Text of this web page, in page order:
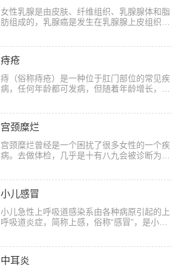
女性乳腺是由皮肤、纤维组织、乳腺腺体和脂
肪组成的，乳腺癌是发生在乳腺腺上皮组织的
痔疮
痔（俗称痔疮）是一种位于肛门部位的常见疾
病，任何年龄都可发病，但随着年龄增长，发
宫颈糜烂
宫颈糜烂曾经是一个困扰了很多女性的一个疾
病。去做体检，几乎是十有八九会被诊断为宫
小儿感冒
小儿急性上呼吸道感染系由各种病原引起的上
呼吸道炎症，简称上感，俗称“感冒”，是小儿
按...
中耳炎